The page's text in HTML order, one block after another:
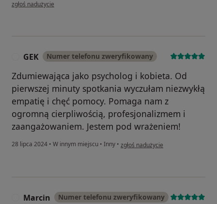
zgłoś nadużycie
GEK Numer telefonu zweryfikowany
Zdumiewająca jako psycholog i kobieta. Od
pierwszej minuty spotkania wyczułam niezwykłą
empatię i chęć pomocy. Pomaga nam z
ogromną cierpliwością, profesjonalizmem i
zaangażowaniem. Jestem pod wrażeniem!
28 lipca 2024 • W innym miejscu • Inny • w opinii użytkownika GEK
zgłoś nadużycie
Marcin Numer telefonu zweryfikowany